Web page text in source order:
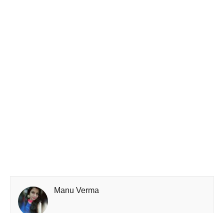
Manu Verma